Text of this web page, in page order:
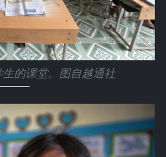
的课堂。图自越通社